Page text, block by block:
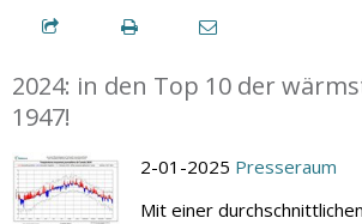
2024: in den Top 10 der
1947!
2-01-2025 Presseraum
Mit einer